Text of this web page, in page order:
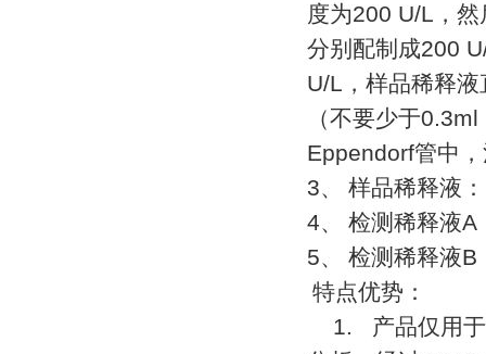
度为200 U/L ，
分别配制成200
U/L ，样品稀释
（不要少于0.3ml
Eppendorf管中
3、 样品稀释液：
4、 检测稀释液A
5、 检测稀释液B
特点优势：
1. 产品仅用